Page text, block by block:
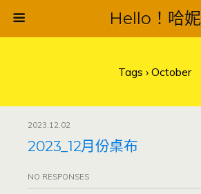
Hello！哈妮
Tags › October
2023.12.02
2023_12月份桌布
NO RESPONSES